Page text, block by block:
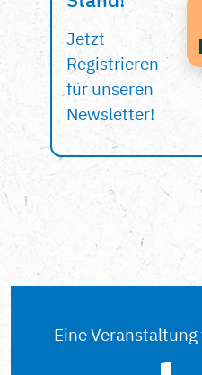
Jetzt
Registrieren
für unseren
Newsletter!
Eine Veranstaltung